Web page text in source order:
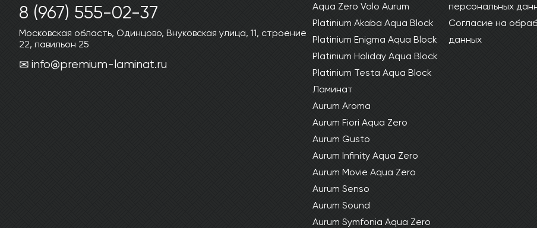
8 (967) 555-02-37
Московская область, Одинцово, Внуковская улица, 11, строение
22, павильон 25
info@premium-laminat.ru
Aqua Zero Volo Aurum
Platinium Akaba Aqua Block
Platinium Enigma Aqua Block
Platinium Holiday Aqua Block
Platinium Testa Aqua Block
Ламинат
Aurum Aroma
Aurum Fiori Aqua Zero
Aurum Gusto
Aurum Infinity Aqua Zero
Aurum Movie Aqua Zero
Aurum Senso
Aurum Sound
Aurum Symfonia Aqua Zero
персональных
Согласие на
данных